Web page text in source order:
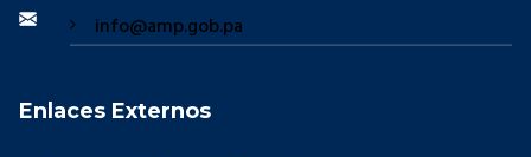
info@amp.gob.pa
Enlaces Externos